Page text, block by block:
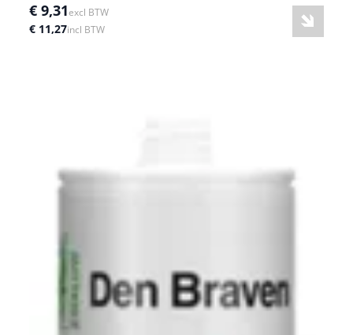
€ 9,31excl BTW
€ 11,27incl BTW